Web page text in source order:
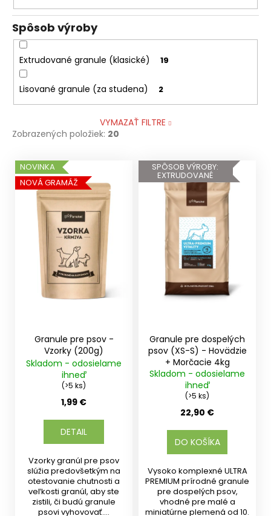
Spôsob výroby
Extrudované granule (klasické) 19
Lisované granule (za studena) 2
VYMAZAŤ FILTRE
Zobrazených položiek: 20
V
ý
p
NOVINKA
NOVÁ GRAMÁŽ
Granule pre psov -
Vzorky (200g)
Skladom - odosielame
ihneď
(>5 ks)
1,99 €
DETAIL
Vzorky granúl pre psov
slúžia predovšetkým na
otestovanie chutnosti a
veľkosti granúl, aby ste
zistili, či budú granule
psovi vyhovovať....
SPÔSOB VÝROBY:
EXTRUDOVANÉ
Granule pre dospelých
psov (XS-S) - Hovädzie
+ Morčacie 4kg
Skladom - odosielame
ihneď
(>5 ks)
22,90 €
DO KOŠÍKA
Vysoko komplexné ULTRA
PREMIUM prírodné granule
pre dospelých psov,
vhodné pre malé a
miniatúrne plemená od 10.